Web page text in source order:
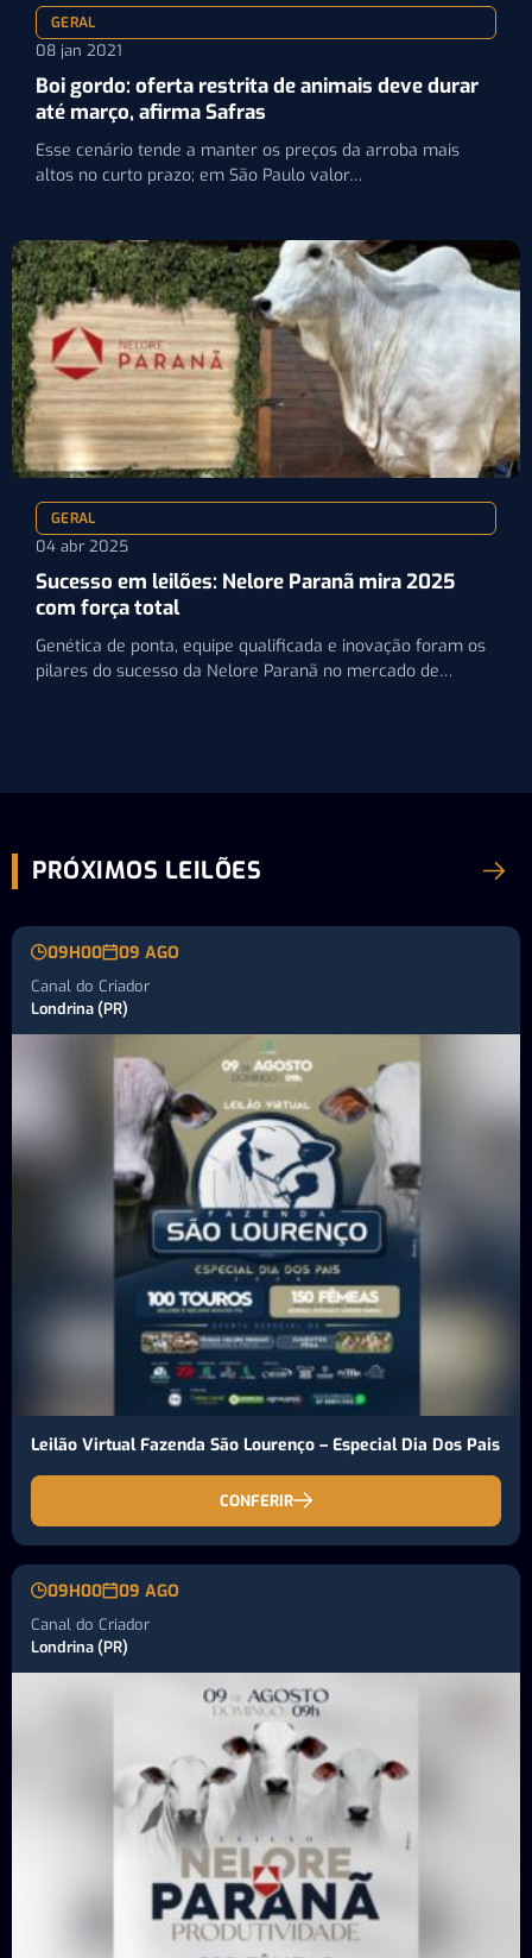
GERAL
08 jan 2021
Boi gordo: oferta restrita de animais deve durar
até março, afirma Safras
Esse cenário tende a manter os preços da arroba mais
altos no curto prazo; em São Paulo valor…
GERAL
04 abr 2025
Sucesso em leilões: Nelore Paranã mira 2025
com força total
Genética de ponta, equipe qualificada e inovação foram os
pilares do sucesso da Nelore Paranã no mercado de…
PRÓXIMOS LEILÕES
09H00 09 AGO
Canal do Criador
Londrina (PR)
Leilão Virtual Fazenda São Lourenço – Especial Dia Dos Pais
CONFERIR
09H00 09 AGO
Canal do Criador
Londrina (PR)